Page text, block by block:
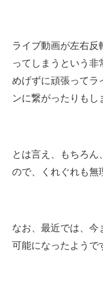
ライブ動画が左右反
ってしまうという非
めげずに頑張ってラ
ンに繋がったりもし
とは言え、もちろん
ので、くれぐれも無
なお、最近では、今
可能になったようで